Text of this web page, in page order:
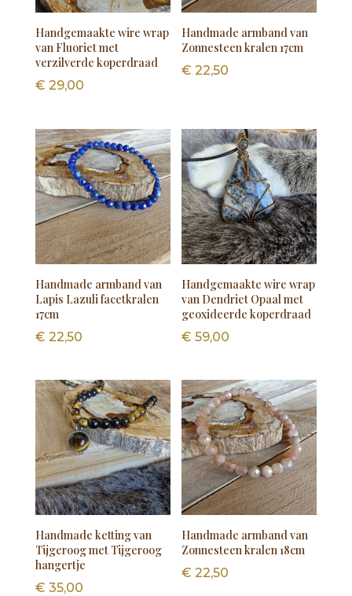
Handgemaakte wire wrap
van Fluoriet met
verzilverde koperdraad
€ 29,00
Handmade armband van
Zonnesteen kralen 17cm
€ 22,50
Handmade armband van
Lapis Lazuli facetkralen
17cm
€ 22,50
Handgemaakte wire wrap
van Dendriet Opaal met
geoxideerde koperdraad
€ 59,00
Handmade ketting van
Tijgeroog met Tijgeroog
hangertje
€ 35,00
Handmade armband van
Zonnesteen kralen 18cm
€ 22,50